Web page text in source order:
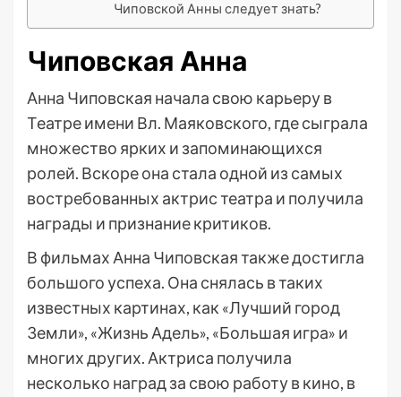
Чиповской Анны следует знать?
Чиповская Анна
Анна Чиповская начала свою карьеру в
Театре имени Вл. Маяковского, где сыграла
множество ярких и запоминающихся
ролей. Вскоре она стала одной из самых
востребованных актрис театра и получила
награды и признание критиков.
В фильмах Анна Чиповская также достигла
большого успеха. Она снялась в таких
известных картинах, как «Лучший город
Земли», «Жизнь Адель», «Большая игра» и
многих других. Актриса получила
несколько наград за свою работу в кино, в